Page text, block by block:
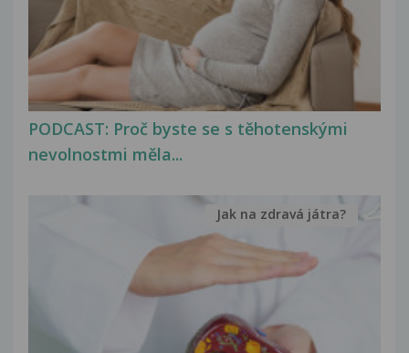
PODCAST: Proč byste se s těhotenskými
nevolnostmi měla...
Jak na zdravá játra?